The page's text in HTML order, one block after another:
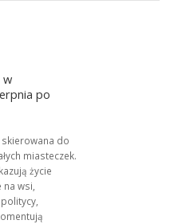
w
po
do
miasteczek.
życie
wsi,